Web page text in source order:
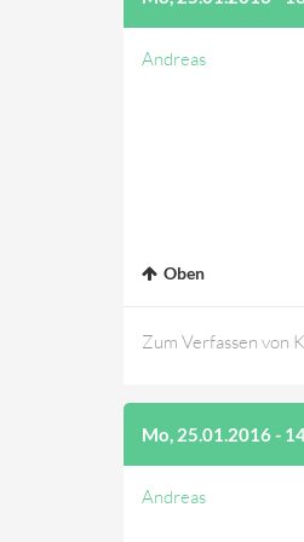
Andreas
Oben
Zum Verfassen von
Mo, 25.01.2016 -
Andreas